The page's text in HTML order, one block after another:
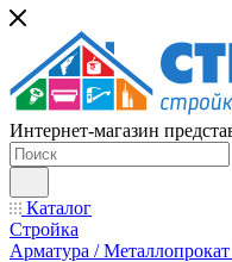
Интернет-магазин
Каталог
Стройка
Арматура /